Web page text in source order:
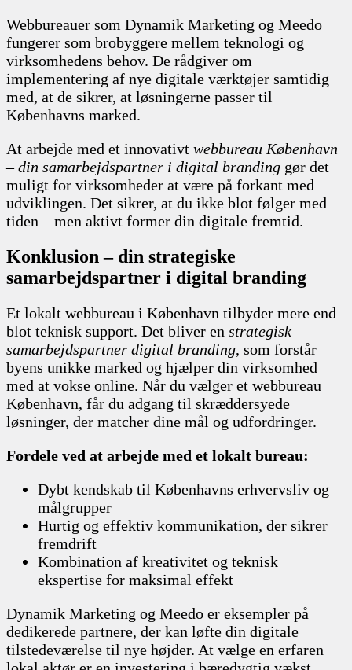
Webbureauer som Dynamik Marketing og Meedo
fungerer som brobyggere mellem teknologi og
virksomhedens behov. De rådgiver om
implementering af nye digitale værktøjer samtidig
med, at de sikrer, at løsningerne passer til
Københavns marked.
At arbejde med et innovativt webbureau København
– din samarbejdspartner i digital branding gør det
muligt for virksomheder at være på forkant med
udviklingen. Det sikrer, at du ikke blot følger med
tiden – men aktivt former din digitale fremtid.
Konklusion – din strategiske
samarbejdspartner i digital branding
Et lokalt webbureau i København tilbyder mere end
blot teknisk support. Det bliver en strategisk
samarbejdspartner digital branding, som forstår
byens unikke marked og hjælper din virksomhed
med at vokse online. Når du vælger et webbureau
København, får du adgang til skræddersyede
løsninger, der matcher dine mål og udfordringer.
Fordele ved at arbejde med et lokalt bureau:
Dybt kendskab til Københavns erhvervsliv og
målgrupper
Hurtig og effektiv kommunikation, der sikrer
fremdrift
Kombination af kreativitet og teknisk
ekspertise for maksimal effekt
Dynamik Marketing og Meedo er eksempler på
dedikerede partnere, der kan løfte din digitale
tilstedeværelse til nye højder. At vælge en erfaren